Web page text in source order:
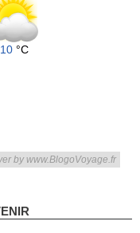
10 °C
by www.BlogoVoyage.fr